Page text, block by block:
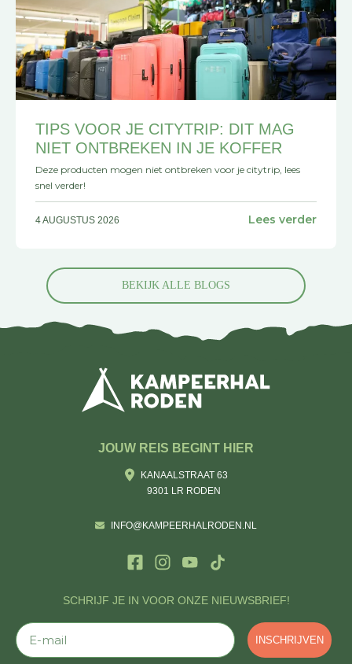
BEKIJK ALLE BLOGS
TIPS VOOR JE CITYTRIP: DIT MAG
NIET ONTBREKEN IN JE KOFFER
Deze producten mogen niet ontbreken voor je citytrip, lees
snel verder!
4 AUGUSTUS 2026 Lees verder
SCHRIJF JE IN VOOR ONZE NIEUWSBRIEF!
E-mail
INSCHRIJVEN
JOUW REIS BEGINT HIER
KANAALSTRAAT 63
9301 LR RODEN
INFO@KAMPEERHALRODEN.NL